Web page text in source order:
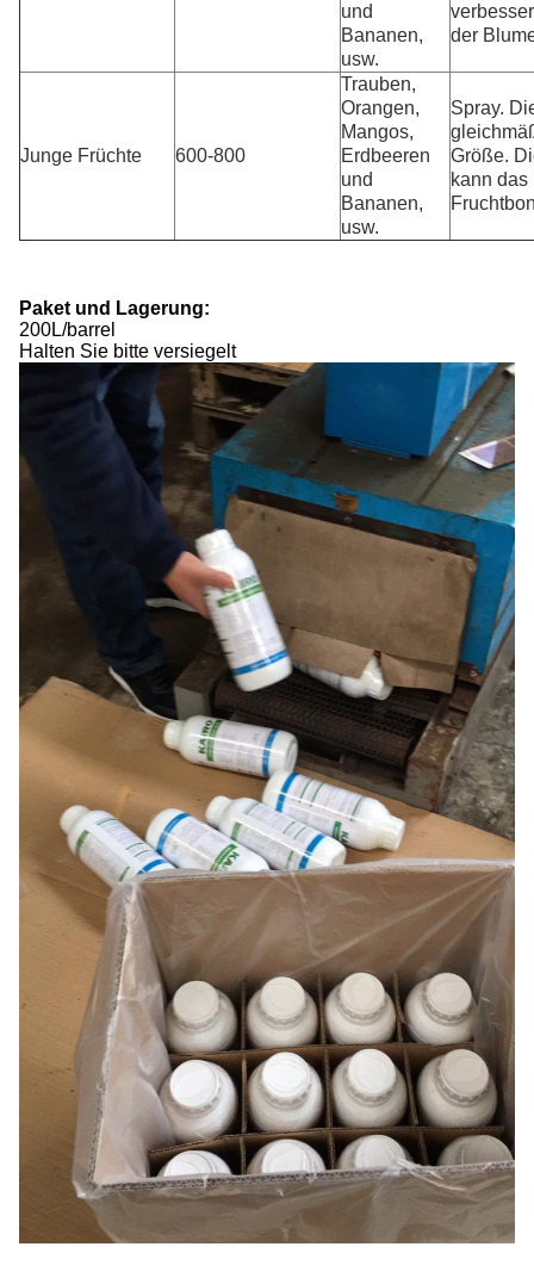
und
Bananen,
usw.
der
Junge Früchte 600-800
Trauben,
Orangen,
Mangos,
Erdbeeren
und
Bananen,
usw.
Spray.
Größe.
kann
Paket und Lagerung:
200L/barrel
Halten Sie bitte versiegelt